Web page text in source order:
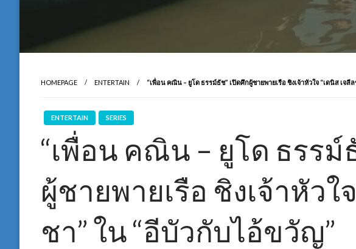
HOMEPAGE ENTERTAIN “เพื่อน คณิน – ยูโด ธรรม์ธัช” เปิดศึกผู้ชายพายเรือ ชิงเจ้าหัวใจ “เดนิส เจลี
ENTERTAIN SERIES
“เพื่อน คณิน – ยูโด ธรรม์
ผู้ชายพายเรือ ชิงเจ้าหัวใ
ชา” ใน “อีบัวกับไอ้ขวัญ”